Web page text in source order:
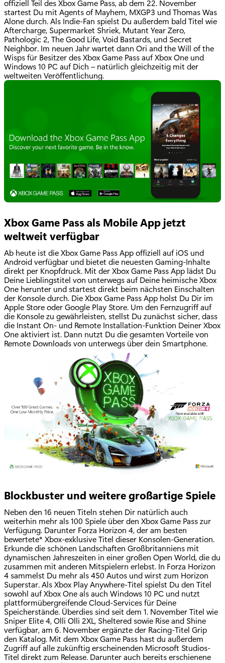
offiziell Teil des Xbox Game Pass, ab dem 22. November
startest Du mit Agents of Mayhem, MXGP3 und Thomas Was
Alone durch. Als Indie-Fan spielst Du außerdem bald Titel wie
Aftercharge, Supermarket Shriek, Mutant Year Zero,
Pathologic 2, The Good Life, Void Bastards, und Secret
Neighbor. Im neuen Jahr wartet dann Ori and the Will of the
Wisps für Besitzer des Xbox Game Pass auf Xbox One und
Windows 10 PC auf Dich – natürlich gleichzeitig mit der
weltweiten Veröffentlichung.
Xbox Game Pass als Mobile App jetzt
weltweit verfügbar
Ab heute ist die Xbox Game Pass App offiziell auf iOS und
Android verfügbar und bietet die neuesten Gaming-Inhalte
direkt per Knopfdruck. Mit der Xbox Game Pass App lädst Du
Deine Lieblingstitel von unterwegs auf Deine heimische Xbox
One herunter und startest direkt beim nächsten Einschalten
der Konsole durch. Die Xbox Game Pass App holst Du Dir im
Apple Store oder Google Play Store. Um den Fernzugriff auf
die Konsole zu gewährleisten, stellst Du zunächst sicher, dass
die Instant On- und Remote Installation-Funktion Deiner Xbox
One aktiviert ist. Dann nutzt Du die gesamten Vorteile von
Remote Downloads von unterwegs über dein Smartphone.
Blockbuster und weitere großartige Spiele
Neben den 16 neuen Titeln stehen Dir natürlich auch
weiterhin mehr als 100 Spiele über den Xbox Game Pass zur
Verfügung. Darunter Forza Horizon 4, der am besten
bewertete* Xbox-exklusive Titel dieser Konsolen-Generation.
Erkunde die schönen Landschaften Großbritanniens mit
dynamischen Jahreszeiten in einer großen Open World, die du
zusammen mit anderen Mitspielern erlebst. In Forza Horizon
4 sammelst Du mehr als 450 Autos und wirst zum Horizon
Superstar. Als Xbox Play Anywhere-Titel spielst Du den Titel
sowohl auf Xbox One als auch Windows 10 PC und nutzt
plattformübergreifende Cloud-Services für Deine
Speicherstände. Überdies sind seit dem 1. November Titel wie
Sniper Elite 4, Olli Olli 2XL, Sheltered sowie Rise and Shine
verfügbar, am 6. November ergänzte der Racing-Titel Grip
den Katalog. Mit dem Xbox Game Pass hast du außerdem
Zugriff auf alle zukünftig erscheinenden Microsoft Studios-
Titel direkt zum Release. Darunter auch bereits erschienene